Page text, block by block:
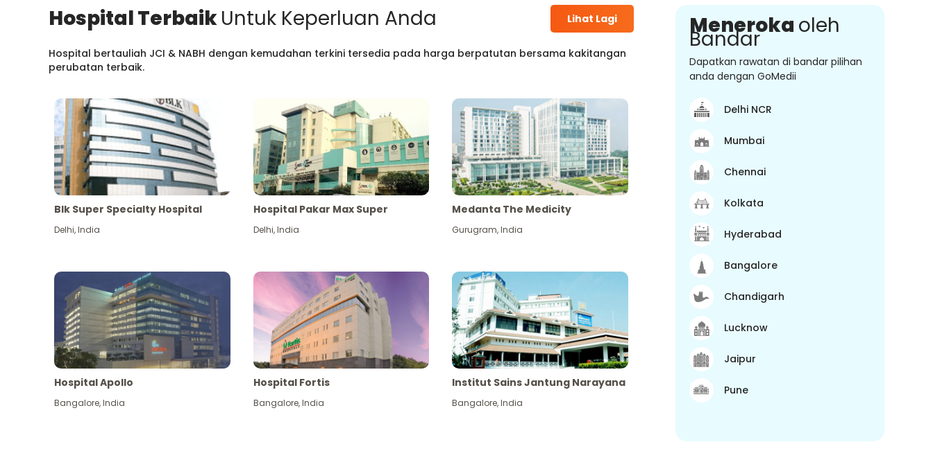
Hospital TerbaikUntuk Keperluan Anda Lihat Lagi
Hospital bertauliah JCI & NABH dengan kemudahan terkini tersedia pada harga berpatutan bersama kakitangan
perubatan terbaik.
Blk Super Specialty Hospital
Delhi,India
Hospital Pakar Max Super
Delhi,India
Medanta The Medicity
Gurugram,India
Hospital Apollo
Bangalore,India
Hospital Fortis
Bangalore,India
Institut Sains Jantung Narayana
Bangalore,India
Meneroka oleh
Bandar
Dapatkan rawatan di bandar pilihan
anda dengan GoMedii
Delhi NCR
Mumbai
Chennai
Kolkata
Hyderabad
Bangalore
Chandigarh
Lucknow
Jaipur
Pune